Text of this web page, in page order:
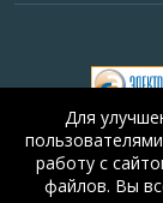
Для
работу с
файлов. Вы